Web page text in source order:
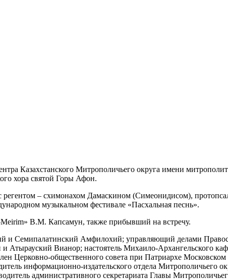
Казахстанского Митрополичьего округа имени
хора святой Горы Афон.
регентом – схимонахом Дамаскином (Симеонидисом),
музыкальном фестивале «Пасхальная песнь».
В.М. Капсамун, также прибывший на встречу.
и Семипалатинский Амфилохий; управляющий делами
Вианор; настоятель Михаило-Архангельского
Церковно-общественного совета при Патриархе
информационно-издательского отдела Митрополичьего
административного секретариата Главы